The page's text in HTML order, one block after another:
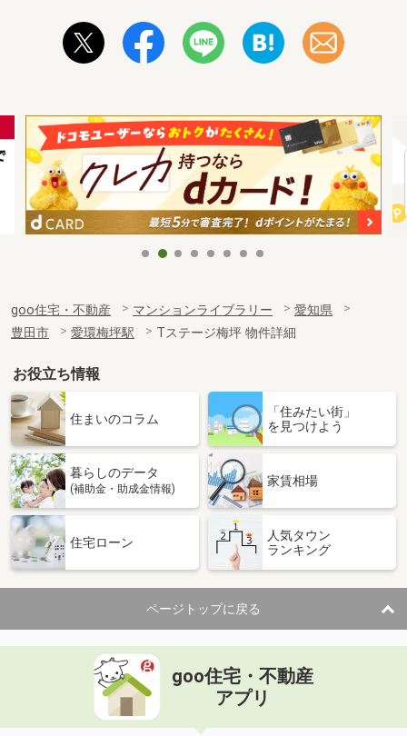
goo住宅・不動産 マンションライブラリー
愛知県
豊田市
愛環梅坪駅 Tステージ梅坪 物件詳細
お役立ち情報
住まいのコラム
「住みたい街」
を見つけよう
暮らしのデータ
(補助金・助成金情報)
家賃相場
住宅ローン
人気タウン
ランキング
ページトップに戻る
goo住宅・不動産
アプリ